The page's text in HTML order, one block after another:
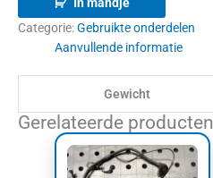
Categorie:Gebruikte onderdelen
Aanvullende informatie
Gewicht
Gerelateerde producten